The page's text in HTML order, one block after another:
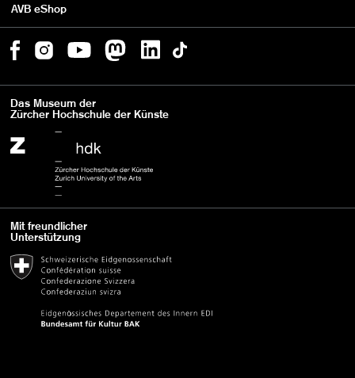
AVB eShop
Das Museum der
Zürcher Hochschule der Künste
Mit freundlicher
Unterstützung